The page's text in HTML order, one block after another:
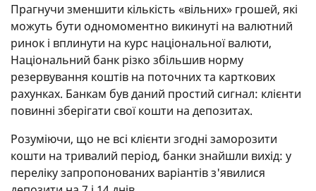
Прагнучи зменшити кількість «вільних» грошей, які
можуть бути одномоментно викинуті на валютний
ринок і вплинути на курс національної валюти,
Національний банк різко збільшив норму
резервування коштів на поточних та карткових
рахунках. Банкам був даний простий сигнал: клієнти
повинні зберігати свої кошти на депозитах.
Розуміючи, що не всі клієнти згодні заморозити
кошти на тривалий період, банки знайшли вихід: у
переліку запропонованих варіантів з'явилися